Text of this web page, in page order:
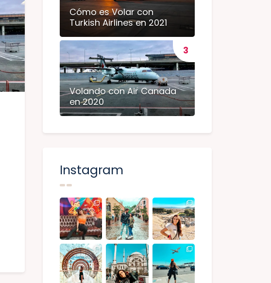
Cómo es Volar con
Turkish Airlines en 2021
Volando con Air Canada
en 2020
Instagram